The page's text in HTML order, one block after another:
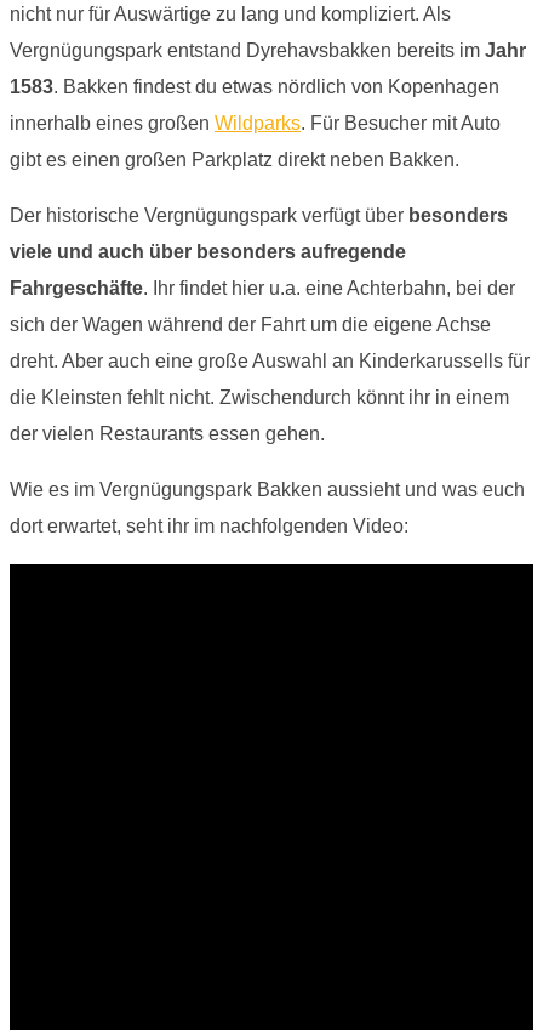
nicht nur für Auswärtige zu lang und kompliziert. Als
Vergnügungspark entstand Dyrehavsbakken bereits im Jahr
1583. Bakken findest du etwas nördlich von Kopenhagen
innerhalb eines großen Wildparks. Für Besucher mit Auto
gibt es einen großen Parkplatz direkt neben Bakken.
Der historische Vergnügungspark verfügt über besonders
viele und auch über besonders aufregende
Fahrgeschäfte. Ihr findet hier u.a. eine Achterbahn, bei der
sich der Wagen während der Fahrt um die eigene Achse
dreht. Aber auch eine große Auswahl an Kinderkarussells für
die Kleinsten fehlt nicht. Zwischendurch könnt ihr in einem
der vielen Restaurants essen gehen.
Wie es im Vergnügungspark Bakken aussieht und was euch
dort erwartet, seht ihr im nachfolgenden Video: